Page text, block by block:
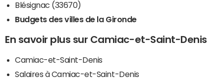
Blésignac (33670)
Budgets des villes de la Gironde
En savoir plus sur Camiac-et-Saint-Denis
Camiac-et-Saint-Denis
Salaires à Camiac-et-Saint-Denis